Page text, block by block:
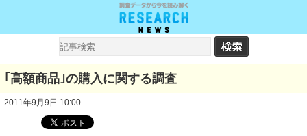
｢高額商品｣の購入に関する調査
2011年9月9日 10:00